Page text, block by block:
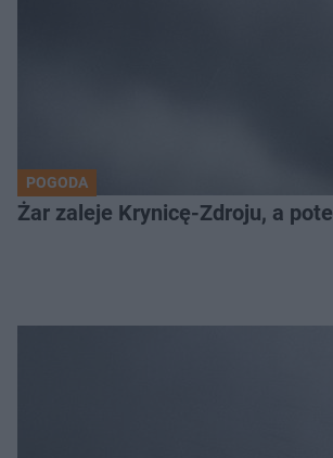
POGODA
Żar zaleje Krynicę-Zdroju, a